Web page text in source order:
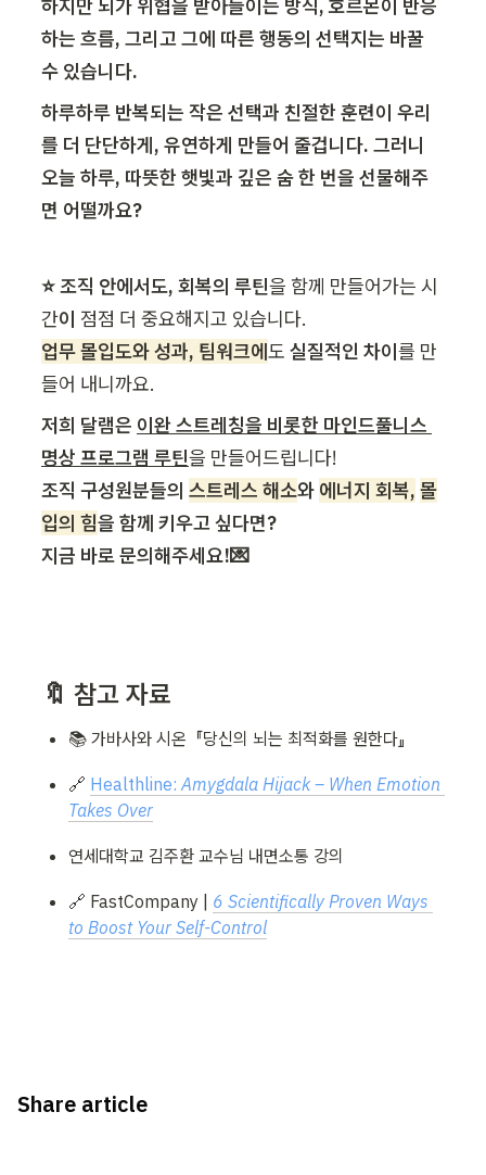
하지만 뇌가 위협을 받아들이는 방식, 호르몬이 반응
하는 흐름, 그리고 그에 따른 행동의 선택지는 바꿀
수 있습니다.
하루하루 반복되는 작은 선택과 친절한 훈련이 우리
를 더 단단하게, 유연하게 만들어 줄겁니다. 그러니
오늘 하루, 따뜻한 햇빛과 깊은 숨 한 번을 선물해주
면 어떨까요?
⭐️ 조직 안에서도, 회복의 루틴을 함께 만들어가는 시
간이
업무 몰입도와 성과, 팀워크에도 실질적인 차이를 만
들어 내니까요.
저희 달램은 이완 스트레칭을 비롯한 마인드풀니스
명상 프로그램 루틴
조직 구성원분들의 스트레스 해소와 에너지 회복, 몰
입의 힘을 함께 키우고 싶다면?
지금 바로 문의해주세요!💌
🔖 참고 자료
📚 가바사와 시온  『당신의 뇌는 최적화를 원한다』
🔗 Healthline: Amygdala Hijack – When Emotion
Takes Over
연세대학교 김주환 교수님 내면소통 강의
🔗 FastCompany | 6 Scientifically Proven Ways
to Boost Your Self-Control
Share article